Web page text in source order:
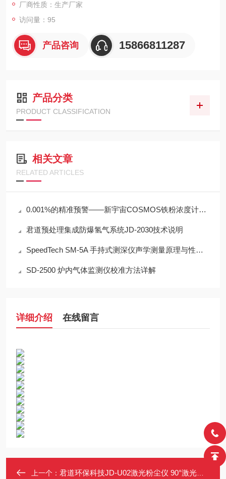
厂商性质：生产厂家
访问量：95
产品咨询 15866811287
产品分类
PRODUCT CLASSIFICATION
相关文章
RELATED ARTICLES
0.001%的精准预警——新宇宙COSMOS铁粉浓度计SDM-72守护齿轮箱健康
君道预处理集成防爆氢气系统JD-2030技术说明
SpeedTech SM-5A 手持式测深仪声学测量原理与性能分析
SD-2500 炉内气体监测仪校准方法详解
详细介绍 在线留言
上一个： 君道环保科技JD-U02激光粉尘仪 90°激光散射原理